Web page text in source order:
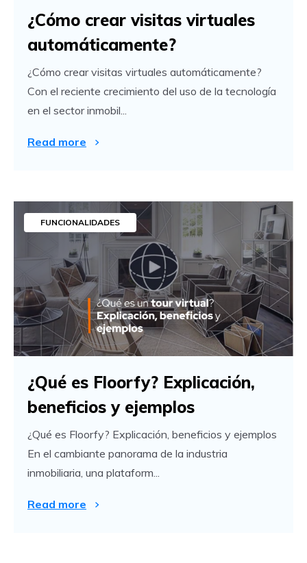
¿Cómo crear visitas virtuales
automáticamente?
¿Cómo crear visitas virtuales automáticamente?
Con el reciente crecimiento del uso de la tecnología
en el sector inmobil...
Read more
FUNCIONALIDADES
¿Qué es Floorfy? Explicación,
beneficios y ejemplos
¿Qué es Floorfy? Explicación, beneficios y ejemplos
En el cambiante panorama de la industria
inmobiliaria, una plataform...
Read more